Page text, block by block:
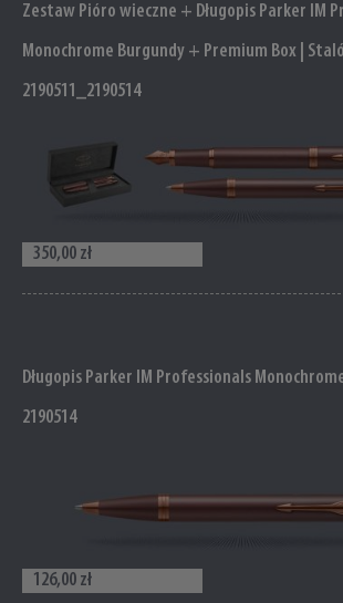
Zestaw Pióro wieczne + Długopis Parker IM
Monochrome Burgundy + Premium Box |
2190511_2190514
350,00 zł
Długopis Parker IM Professionals
2190514
126,00 zł